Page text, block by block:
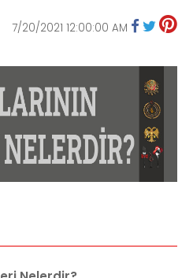
7/20/2021 12:00:00 AM